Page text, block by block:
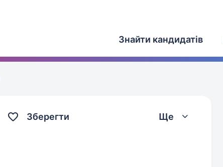
Знайти кандидатів
Зберегти Ще